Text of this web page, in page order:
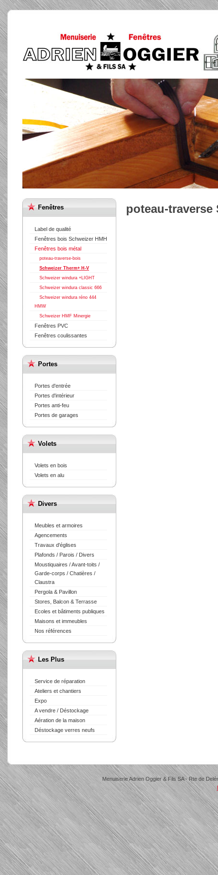
Fenêtres
Label de qualité
Fenêtres bois Schweizer HMH
Fenêtres bois métal
poteau-traverse-bois
Schweizer Therm+ H-V
Schweizer windura +LIGHT
Schweizer windura classic 666
Schweizer windura réno 444
HMW
Schweizer HMF Minergie
Fenêtres PVC
Fenêtres coulissantes
Portes
Portes d'entrée
Portes d'intérieur
Portes anti-feu
Portes de garages
Volets
Volets en bois
Volets en alu
Divers
Meubles et armoires
Agencements
Travaux d'églises
Plafonds / Parois / Divers
Moustiquaires / Avant-toits /
Garde-corps / Chatières /
Claustra
Pergola & Pavillon
Stores, Balcon & Terrasse
Ecoles et bâtiments publiques
Maisons et immeubles
Nos références
Les Plus
Service de réparation
Ateliers et chantiers
Expo
A vendre / Déstockage
Aération de la maison
Déstockage verres neufs
poteau-traverse
Menuiserie Adrien Oggier & Fils SA - Rte de